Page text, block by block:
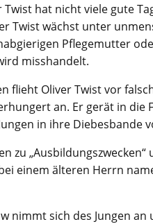
Twist hat nicht viele gute
Twist wächst unter
Pflegemutter
misshandelt.
flieht Oliver Twist vor
an. Er gerät in die
in ihre Diebesbande
zu
einem älteren Herrn
nimmt sich des Jungen